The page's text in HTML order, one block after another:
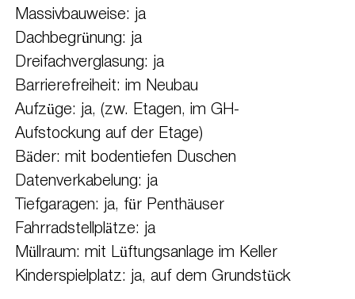
Massivbauweise: ja
Dachbegrünung: ja
Dreifachverglasung: ja
Barrierefreiheit: im Neubau
Aufzüge: ja, (zw. Etagen, im GH-
Aufstockung auf der Etage)
Bäder: mit bodentiefen Duschen
Datenverkabelung: ja
Tiefgaragen: ja, für Penthäuser
Fahrradstellplätze: ja
Müllraum: mit Lüftungsanlage im Keller
Kinderspielplatz: ja, auf dem Grundstück